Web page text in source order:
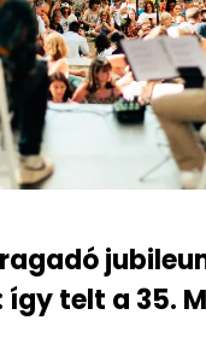
telt a 35.